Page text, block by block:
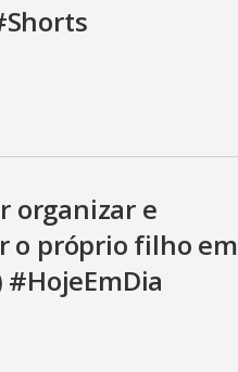
organizar e
o próprio filho em
#HojeEmDia